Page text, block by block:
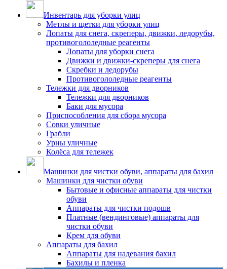
Инвентарь для уборки улиц
Метлы и щетки для уборки улиц
Лопаты для снега, скреперы, движки, ледорубы,
противогололедные реагенты
Лопаты для уборки снега
Движки и движки-скреперы для снега
Скребки и ледорубы
Противогололедные реагенты
Тележки для дворников
Тележки для дворников
Баки для мусора
Приспособления для сбора мусора
Совки уличные
Грабли
Урны уличные
Колёса для тележек
Машинки для чистки обуви, аппараты для бахил
Машинки для чистки обуви
Бытовые и офисные аппараты для чистки
обуви
Аппараты для чистки подошв
Платные (вендинговые) аппараты для
чистки обуви
Крем для обуви
Аппараты для бахил
Аппараты для надевания бахил
Бахилы и пленка